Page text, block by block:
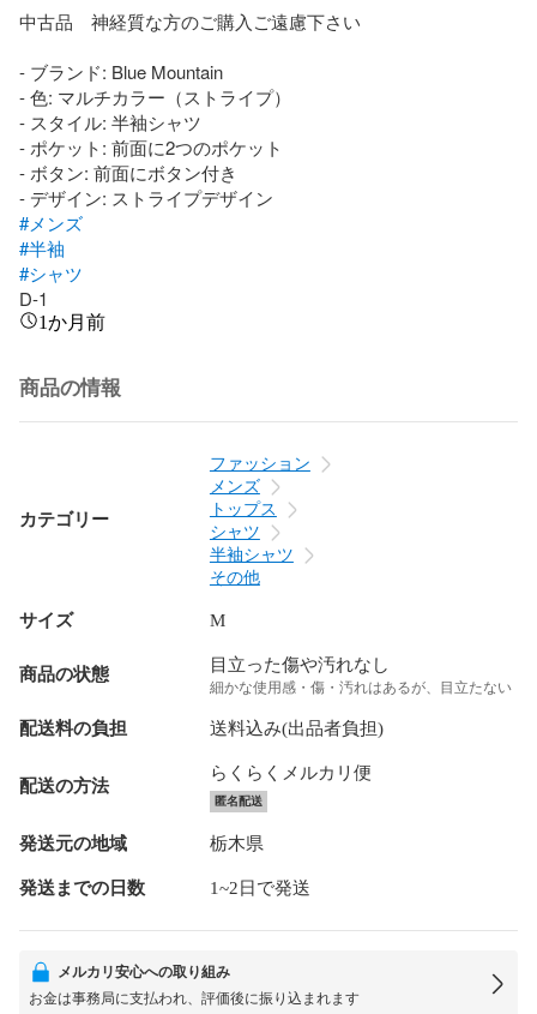
中古品　神経質な方のご購入ご遠慮下さい
- ブランド: Blue Mountain
- 色: マルチカラー（ストライプ）
- スタイル: 半袖シャツ
- ポケット: 前面に2つのポケット
- ボタン: 前面にボタン付き
#メンズ
#半袖
#シャツ
D-1
1か月前
商品の情報
カテゴリー
ファッション
メンズ
トップス
シャツ
半袖シャツ
その他
サイズ M
商品の状態 目立った傷や汚れなし
細かな使用感・傷・汚れはあるが、目立たない
配送料の負担 送料込み(出品者負担)
配送の方法
らくらくメルカリ便
匿名配送
発送元の地域 栃木県
発送までの日数 1~2日で発送
メルカリ安心への取り組み
お金は事務局に支払われ、評価後に振り込まれます